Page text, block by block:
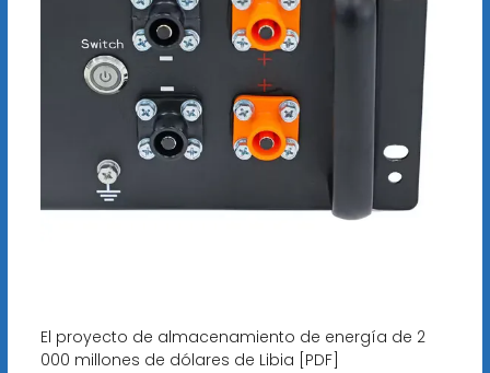
El proyecto de almacenamiento de energía de 2
000 millones de dólares de Libia [PDF]